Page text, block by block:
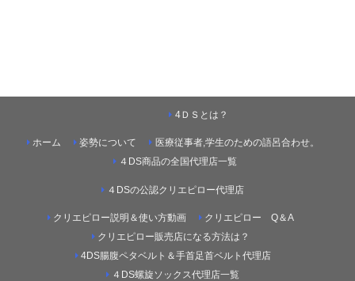
ホーム
4ＤＳとは？
姿勢について
医療従事者,学生のための語呂合わせ。
４DS商品の全国代理店一覧
４DSの公認クリエピロー代理店
クリエピロー説明＆使い方動画
クリエピロー Q＆A
クリエピロー販売店になる方法は？
4DS腸腹ペタベルト＆手首足首ベルト代理店
４DS螺旋ソックス代理店一覧